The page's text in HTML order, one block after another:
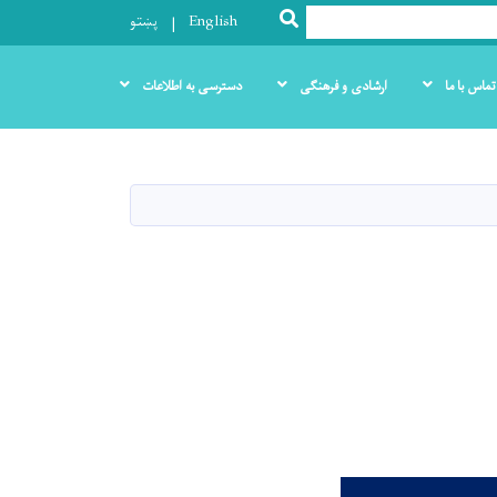
SEARCH
English پښتو
تماس با ما ارشادی و فرهنگی دسترسی به اطلاعات